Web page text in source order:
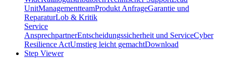
UnitManagementteamProdukt AnfrageGarantie und
ReparaturLob & Kritik
Service
AnsprechpartnerEntscheidungssicherheit und ServiceCyber
Resilience ActUmstieg leicht gemachtDownload
Step Viewer